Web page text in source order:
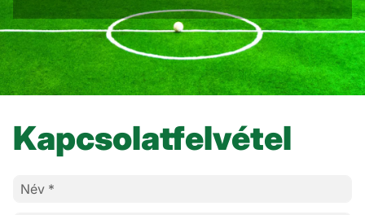
Kapcsolatfelvétel